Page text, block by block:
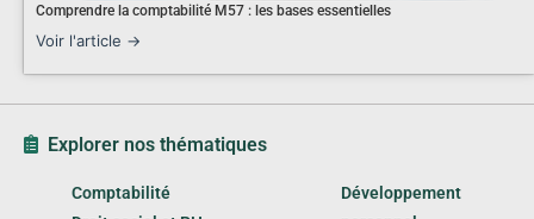
Comprendre la comptabilité M57 : les bases essentielles
Voir l'article →
Explorer nos thématiques
Comptabilité
Développement